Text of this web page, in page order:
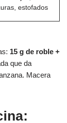
estofados
15 g de roble +
que da
Macera